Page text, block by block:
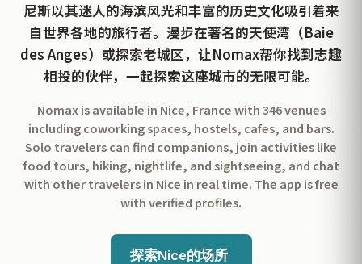
尼斯以其迷人的海滨风光和丰富的历史文化吸引着来
自世界各地的旅行者。漫步在著名的天使湾（Baie
des Anges）或探索老城区，让Nomax帮你找到志趣
相投的伙伴，一起探索这座城市的无限可能。
Nomax is available in Nice, France with 346 venues
including coworking spaces, hostels, cafes, and bars.
Solo travelers can find companions, join activities like
food tours, hiking, nightlife, and sightseeing, and chat
with other travelers in Nice in real time. The app is free
with verified profiles.
探索Nice的场所